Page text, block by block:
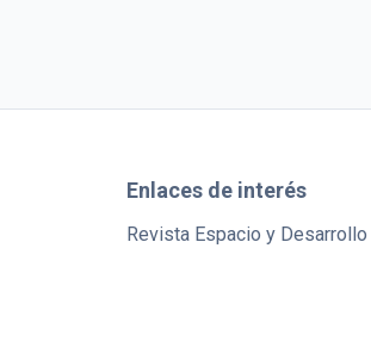
Enlaces de interés
Revista Espacio y Desarrollo